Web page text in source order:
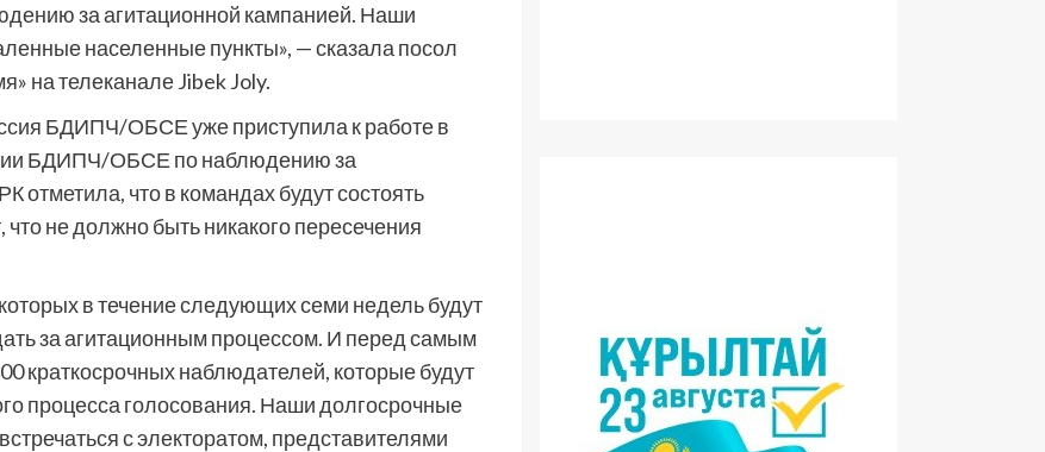
за агитационной кампанией. Наши
населенные пункты», — сказала посол
на телеканале Jibek Joly.
БДИПЧ/ОБСЕ уже приступила к работе в
БДИПЧ/ОБСЕ по наблюдению за
что в командах будут состоять
не должно быть никакого пересечения
в течение следующих семи недель будут
за агитационным процессом. И перед самым
краткосрочных наблюдателей, которые будут
процесса голосования. Наши долгосрочные
с электоратом, представителями